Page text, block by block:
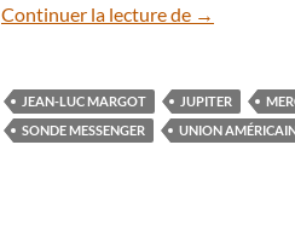
Continuer la lecture de La planète
→
JEAN-LUC MARGOT JUPITER
SONDE MESSENGER
UNION